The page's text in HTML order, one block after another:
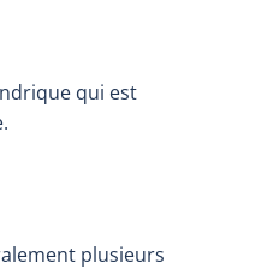
qui est
plusieurs